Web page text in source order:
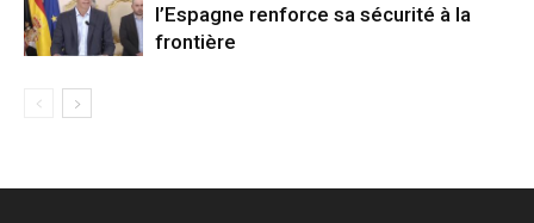
l’Espagne renforce sa sécurité à la
frontière